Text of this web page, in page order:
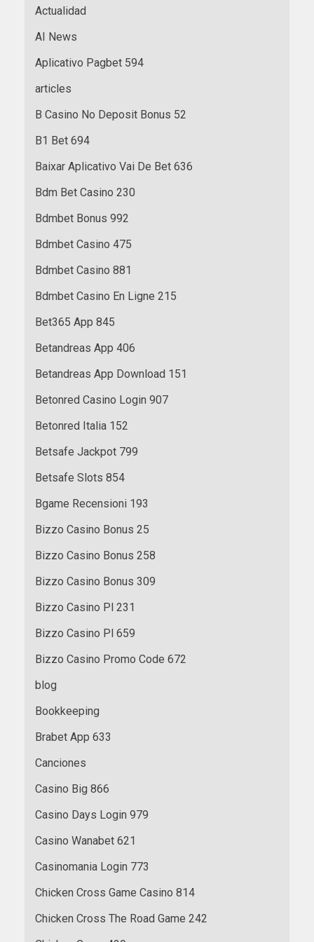
Actualidad
AI News
Aplicativo Pagbet 594
articles
B Casino No Deposit Bonus 52
B1 Bet 694
Baixar Aplicativo Vai De Bet 636
Bdm Bet Casino 230
Bdmbet Bonus 992
Bdmbet Casino 475
Bdmbet Casino 881
Bdmbet Casino En Ligne 215
Bet365 App 845
Betandreas App 406
Betandreas App Download 151
Betonred Casino Login 907
Betonred Italia 152
Betsafe Jackpot 799
Betsafe Slots 854
Bgame Recensioni 193
Bizzo Casino Bonus 25
Bizzo Casino Bonus 258
Bizzo Casino Bonus 309
Bizzo Casino Pl 231
Bizzo Casino Pl 659
Bizzo Casino Promo Code 672
blog
Bookkeeping
Brabet App 633
Canciones
Casino Big 866
Casino Days Login 979
Casino Wanabet 621
Casinomania Login 773
Chicken Cross Game Casino 814
Chicken Cross The Road Game 242